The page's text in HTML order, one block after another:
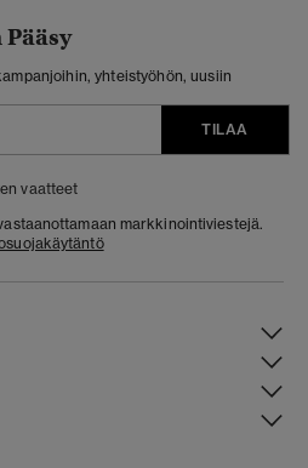
yhteistyöhön, uusiin
TILAA
vaatteet
markkinointiviestejä.